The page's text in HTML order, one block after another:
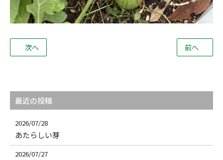
次へ 前へ
最近の投稿
2026/07/28
あたらしい芽
2026/07/27